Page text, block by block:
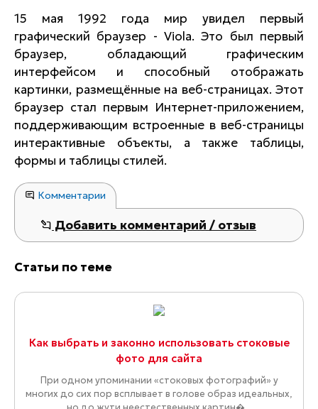
15 мая 1992 года мир увидел первый
графический браузер - Viola. Это был первый
браузер, обладающий графическим
интерфейсом и способный отображать
картинки, размещённые на веб-страницах. Этот
браузер стал первым Интернет-приложением,
поддерживающим встроенные в веб-страницы
интерактивные объекты, а также таблицы,
формы и таблицы стилей.
Комментарии
Добавить комментарий / отзыв
Статьи по теме
Как выбрать и законно использовать стоковые
фото для сайта
При одном упоминании «стоковых фотографий» у
многих до сих пор всплывает в голове образ идеальных,